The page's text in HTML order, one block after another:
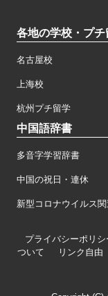
各地の学校・プチ
名古屋校
上海校
杭州プチ留学
中国語辞書
多音字学習辞書
中国の祝日・連休
新型コロナウイルス
プライバシーポリシ
ついて
リンク自由